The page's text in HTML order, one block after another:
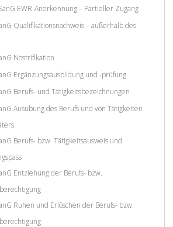
EWR-Anerkennung – Partieller Zugang
Qualifikationsnachweis – außerhalb des
Nostrifikation
Ergänzungsausbildung und -prüfung
Berufs- und Tätigkeitsbezeichnungen
Ausübung des Berufs und von Tätigkeiten
Berufs- bzw. Tätigkeitsausweis und
Entziehung der Berufs- bzw.
Ruhen und Erlöschen der Berufs- bzw.